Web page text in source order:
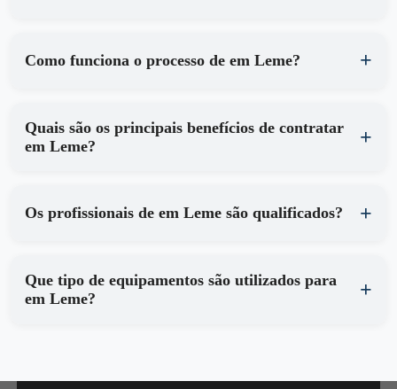
Como funciona o processo de em Leme?
Quais são os principais benefícios de contratar
em Leme?
Os profissionais de em Leme são qualificados?
Que tipo de equipamentos são utilizados para
em Leme?